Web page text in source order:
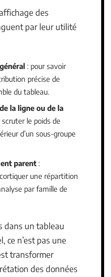
des
par leur utilité
: pour savoir
précise de
du tableau.
la ligne ou de la
le poids de
d’un sous-groupe
parent :
une répartition
par famille de
dans un tableau
ce n’est pas une
transformer
des données